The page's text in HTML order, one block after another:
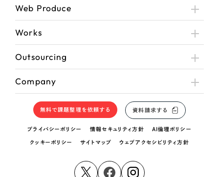
Web Produce
Works
Outsourcing
Company
無料で課題整理を依頼する 資料請求する
プライバシーポリシー 情報セキュリティ方針 AI倫理ポリシー
クッキーポリシー サイトマップ ウェブアクセシビリティ方針